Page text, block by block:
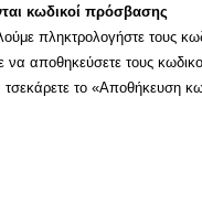
κωδικοί πρόσβασης
πληκτρολογήστε τους
να αποθηκεύσετε τους
τσεκάρετε το «Αποθήκευση